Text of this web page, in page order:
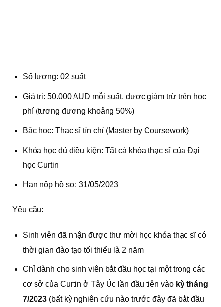
Số lượng: 02 suất
Giá trị: 50.000 AUD mỗi suất, được giảm trừ trên học
phí (tương đương khoảng 50%)
Bậc học: Thạc sĩ tín chỉ (Master by Coursework)
Khóa học đủ điều kiện: Tất cả khóa thạc sĩ của Đại
học Curtin
Hạn nộp hồ sơ: 31/05/2023
Yêu cầu:
Sinh viên đã nhận được thư mời học khóa thạc sĩ có
thời gian đào tạo tối thiểu là 2 năm
Chỉ dành cho sinh viên bắt đầu học tại một trong các
cơ sở của Curtin ở Tây Úc lần đầu tiên vào kỳ tháng
7/2023(bất kỳ nghiên cứu nào trước đây đã bắt đầu